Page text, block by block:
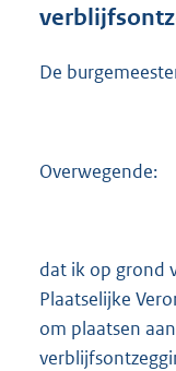
De
Overwegende:
dat ik op grond
Plaatselijke
om plaatsen